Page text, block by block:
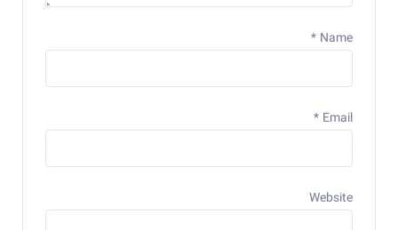
Name
*
Email
*
Website